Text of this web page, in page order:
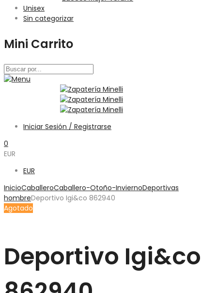
Unisex
Sin categorizar
Mini Carrito
Iniciar Sesión / Registrarse
0
EUR
EUR
InicioCaballeroCaballero-Otoño-InviernoDeportivas
hombreDeportivo Igi&co 862940
Agotado
Deportivo Igi&co